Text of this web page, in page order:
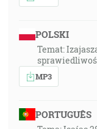
POLSKI
Temat:
MP3
PORTUGUÊS